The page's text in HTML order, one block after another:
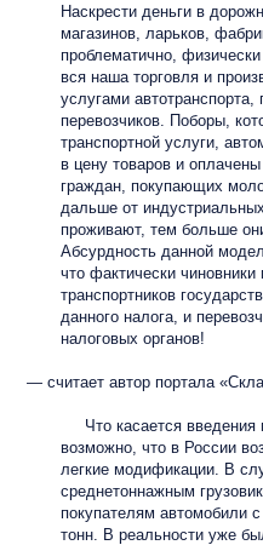
Наскрести деньги в
магазинов, ларьков,
проблематично,
вся наша торговля и
услугами
перевозчиков. Поборы,
транспортной услуги,
в цену товаров и
граждан, покупающих
дальше от
проживают, тем больше
Абсурдность данной
что фактически
транспортников
данного налога, и
налоговых органов!
— считает автор портала
Что касается введения
возможно, что в России
легкие модификации. В
среднетоннажным
покупателям автомобили
тонн. В реальности уже